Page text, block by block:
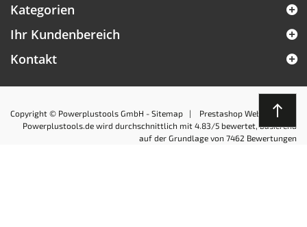
Kategorien
Ihr Kundenbereich
Kontakt
Copyright © Powerplustools GmbH - Sitemap | Prestashop Webshops
Powerplustools.de wird durchschnittlich mit 4.83 /5 bewertet, basierend
auf der Grundlage von 7462 Bewertungen
north